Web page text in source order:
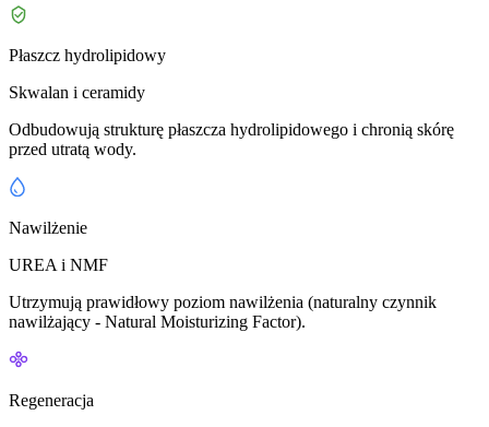
Płaszcz hydrolipidowy
Skwalan i ceramidy
Odbudowują strukturę płaszcza hydrolipidowego i chronią skórę
przed utratą wody.
Nawilżenie
UREA i NMF
Utrzymują prawidłowy poziom nawilżenia (naturalny czynnik
nawilżający - Natural Moisturizing Factor).
Regeneracja